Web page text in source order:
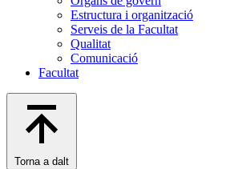
Estructura i organització
Serveis de la Facultat
Qualitat
Comunicació
Facultat
Torna a dalt